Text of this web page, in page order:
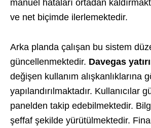
manuel hataları ortadan
ve net biçimde ilerlemektedir.
Arka planda çalışan bu sistem
güncellenmektedir. Davegas
değişen kullanım alışkanlıklarına
yapılandırılmaktadır. Kullanıcılar
panelden takip edebilmektedir.
şeffaf şekilde yürütülmektedir.